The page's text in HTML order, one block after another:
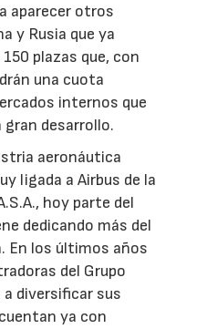
aparecer otros
y Rusia que ya
plazas que, con
una cuota
internos que
desarrollo.
aeronáutica
ligada a Airbus de la
hoy parte del
dedicando más del
En los últimos años
del Grupo
a diversificar sus
ya con